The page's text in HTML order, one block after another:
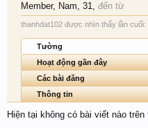
Member, Nam, 31, đến từ
thanhdat102 được nhìn thấy lần cuối:
Tường
Hoạt động gần đây
Các bài đăng
Thông tin
Hiện tại không có bài viết nào